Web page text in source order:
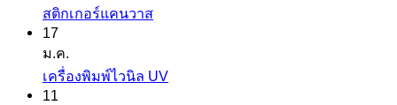
สติกเกอร์แคนวาสไม่มี
บน
17
ม.ค.
เครื่องพิมพ์ไวนิล UVไม่มี
11